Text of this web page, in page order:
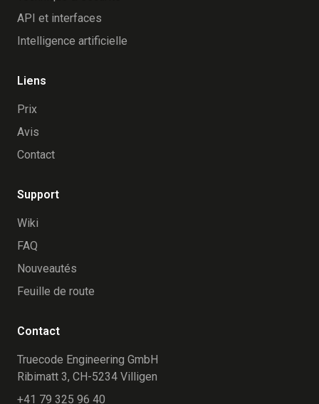
API et interfaces
Intelligence artificielle
Liens
Prix
Avis
Contact
Support
Wiki
FAQ
Nouveautés
Feuille de route
Contact
Truecode Engineering GmbH
Ribimatt 3, CH-5234 Villigen
+41 79 325 96 40